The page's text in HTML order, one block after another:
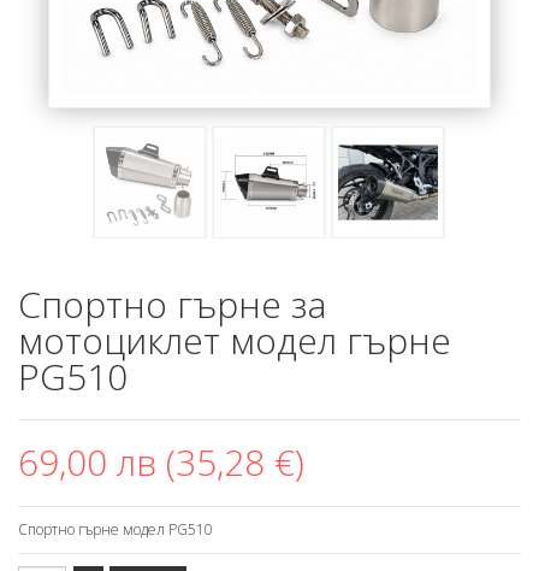
Спортно гърне за
мотоциклет модел гърне
PG510
69,00 лв (35,28 €)
Спортно гърне модел PG510